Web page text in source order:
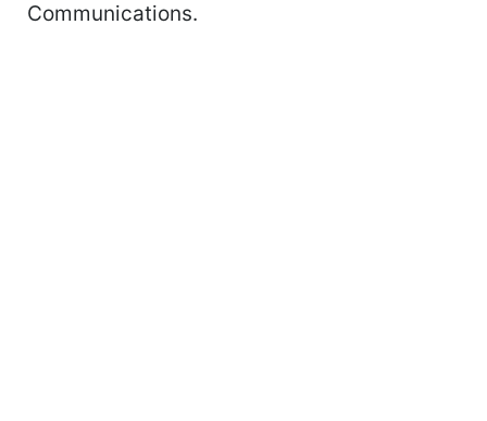
Communications.